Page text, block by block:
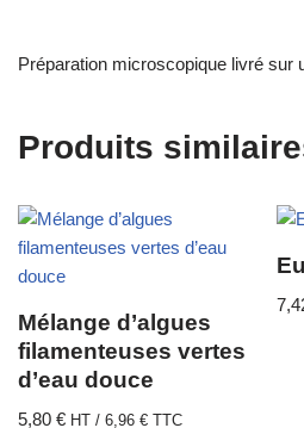
Préparation microscopique livré sur
Produits
Mélange d’algues
filamenteuses vertes
d’eau douce
5,80 € HT / 6,96 € TTC